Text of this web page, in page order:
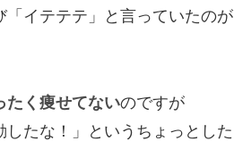
イテテテ」と言っていたのが
たく痩せてないのですが
したな！」というちょっとした